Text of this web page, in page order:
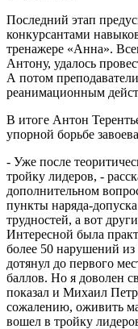
Последний этап
конкурсантами
тренажере «Анна».
Антону, удалось
А потом
реанимационным
В итоге Антон
упорной борьбе
- Уже после
тройку лидеров, -
дополнительном
пункты наряда-
трудностей, а вот
Интересной была
более 50 нарушений
дотянул до первого
баллов. Но я доволен
показал и Михаил
сожалению, оживить
вошел в тройку